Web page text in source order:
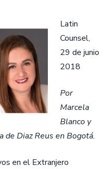
Latin
Counsel,
29 de junio
2018
Por
Marcela
Blanco y
de Diaz Reus en Bogotá.
en el Extranjero